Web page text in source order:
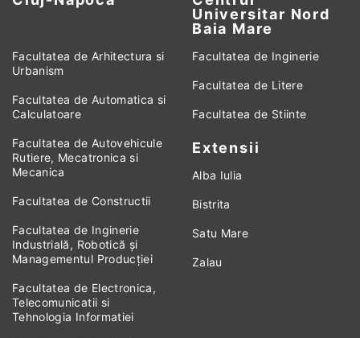
Universitar Nord
Baia Mare
Facultatea de Arhitectura si
Urbanism
Facultatea de Automatica si
Calculatoare
Facultatea de Autovehicule
Rutiere, Mecatronica si
Mecanica
Facultatea de Constructii
Facultatea de Inginerie
Industrială, Robotică și
Managementul Producției
Facultatea de Electronica,
Telecomunicatii si
Tehnologia Informatiei
Facultatea de Inginerie
Facultatea de Litere
Facultatea de Stiinte
Extensii
Alba Iulia
Bistrita
Satu Mare
Zalau